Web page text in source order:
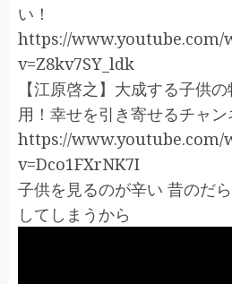
い！
https://www.youtube.com/
v=Z8kv7SY_ldk
【江原啓之】大成する子供
用！幸せを引き寄せるチャン
https://www.youtube.com/
v=Dco1FXrNK7I
子供を見るのが辛い 昔のだ
してしまうから